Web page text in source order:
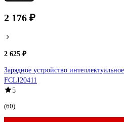
2 176 ₽
2 625 ₽
Зарядное устройство
FCLI20411
5
(60)